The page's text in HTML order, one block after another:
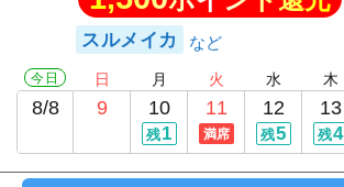
スルメイカ
今日
8/8
日
9
月
10
残1
火
11
満席
水
12
残5
木
13
残4